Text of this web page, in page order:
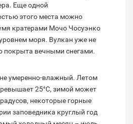
Еще одной
этого места можно
кратерами Мочо Чосуэнко
моря. Вулкан уже не
покрыта вечными снегами.
умеренно-влажный. Летом
25°С, зимой может
некоторые горные
заповедника круглый год